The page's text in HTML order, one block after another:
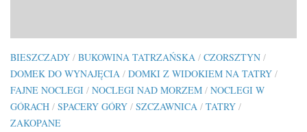
BIESZCZADY / BUKOWINA TATRZAŃSKA / CZORSZTYN /
DOMEK DO WYNAJĘCIA / DOMKI Z WIDOKIEM NA TATRY /
FAJNE NOCLEGI / NOCLEGI NAD MORZEM / NOCLEGI W
GÓRACH / SPACERY GÓRY / SZCZAWNICA / TATRY /
ZAKOPANE